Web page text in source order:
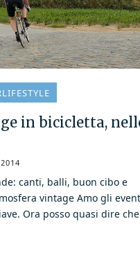
in bicicletta,
canti, balli, buon cibo e
vintage Amo gli
Ora posso quasi dire che